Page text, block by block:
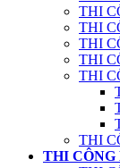
THI
THI
THI
THI
THI
THI
THI CÔNG